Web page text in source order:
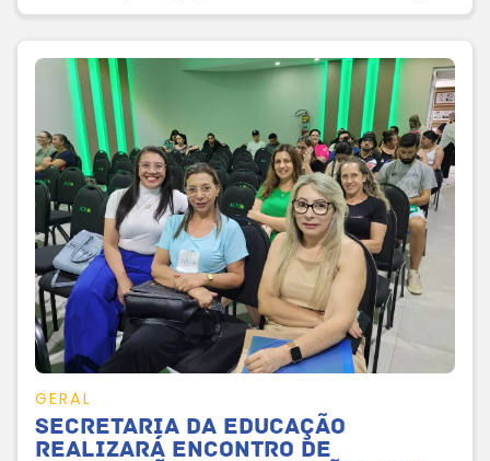
GERAL
Secretaria da Educação
realizará encontro de